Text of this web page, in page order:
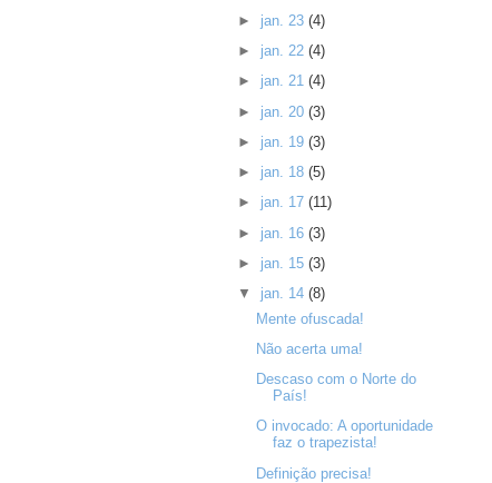
► jan. 23 (4)
► jan. 22 (4)
► jan. 21 (4)
► jan. 20 (3)
► jan. 19 (3)
► jan. 18 (5)
► jan. 17 (11)
► jan. 16 (3)
► jan. 15 (3)
▼ jan. 14 (8)
Mente ofuscada!
Não acerta uma!
Descaso com o Norte do
País!
O invocado: A oportunidade
faz o trapezista!
Definição precisa!